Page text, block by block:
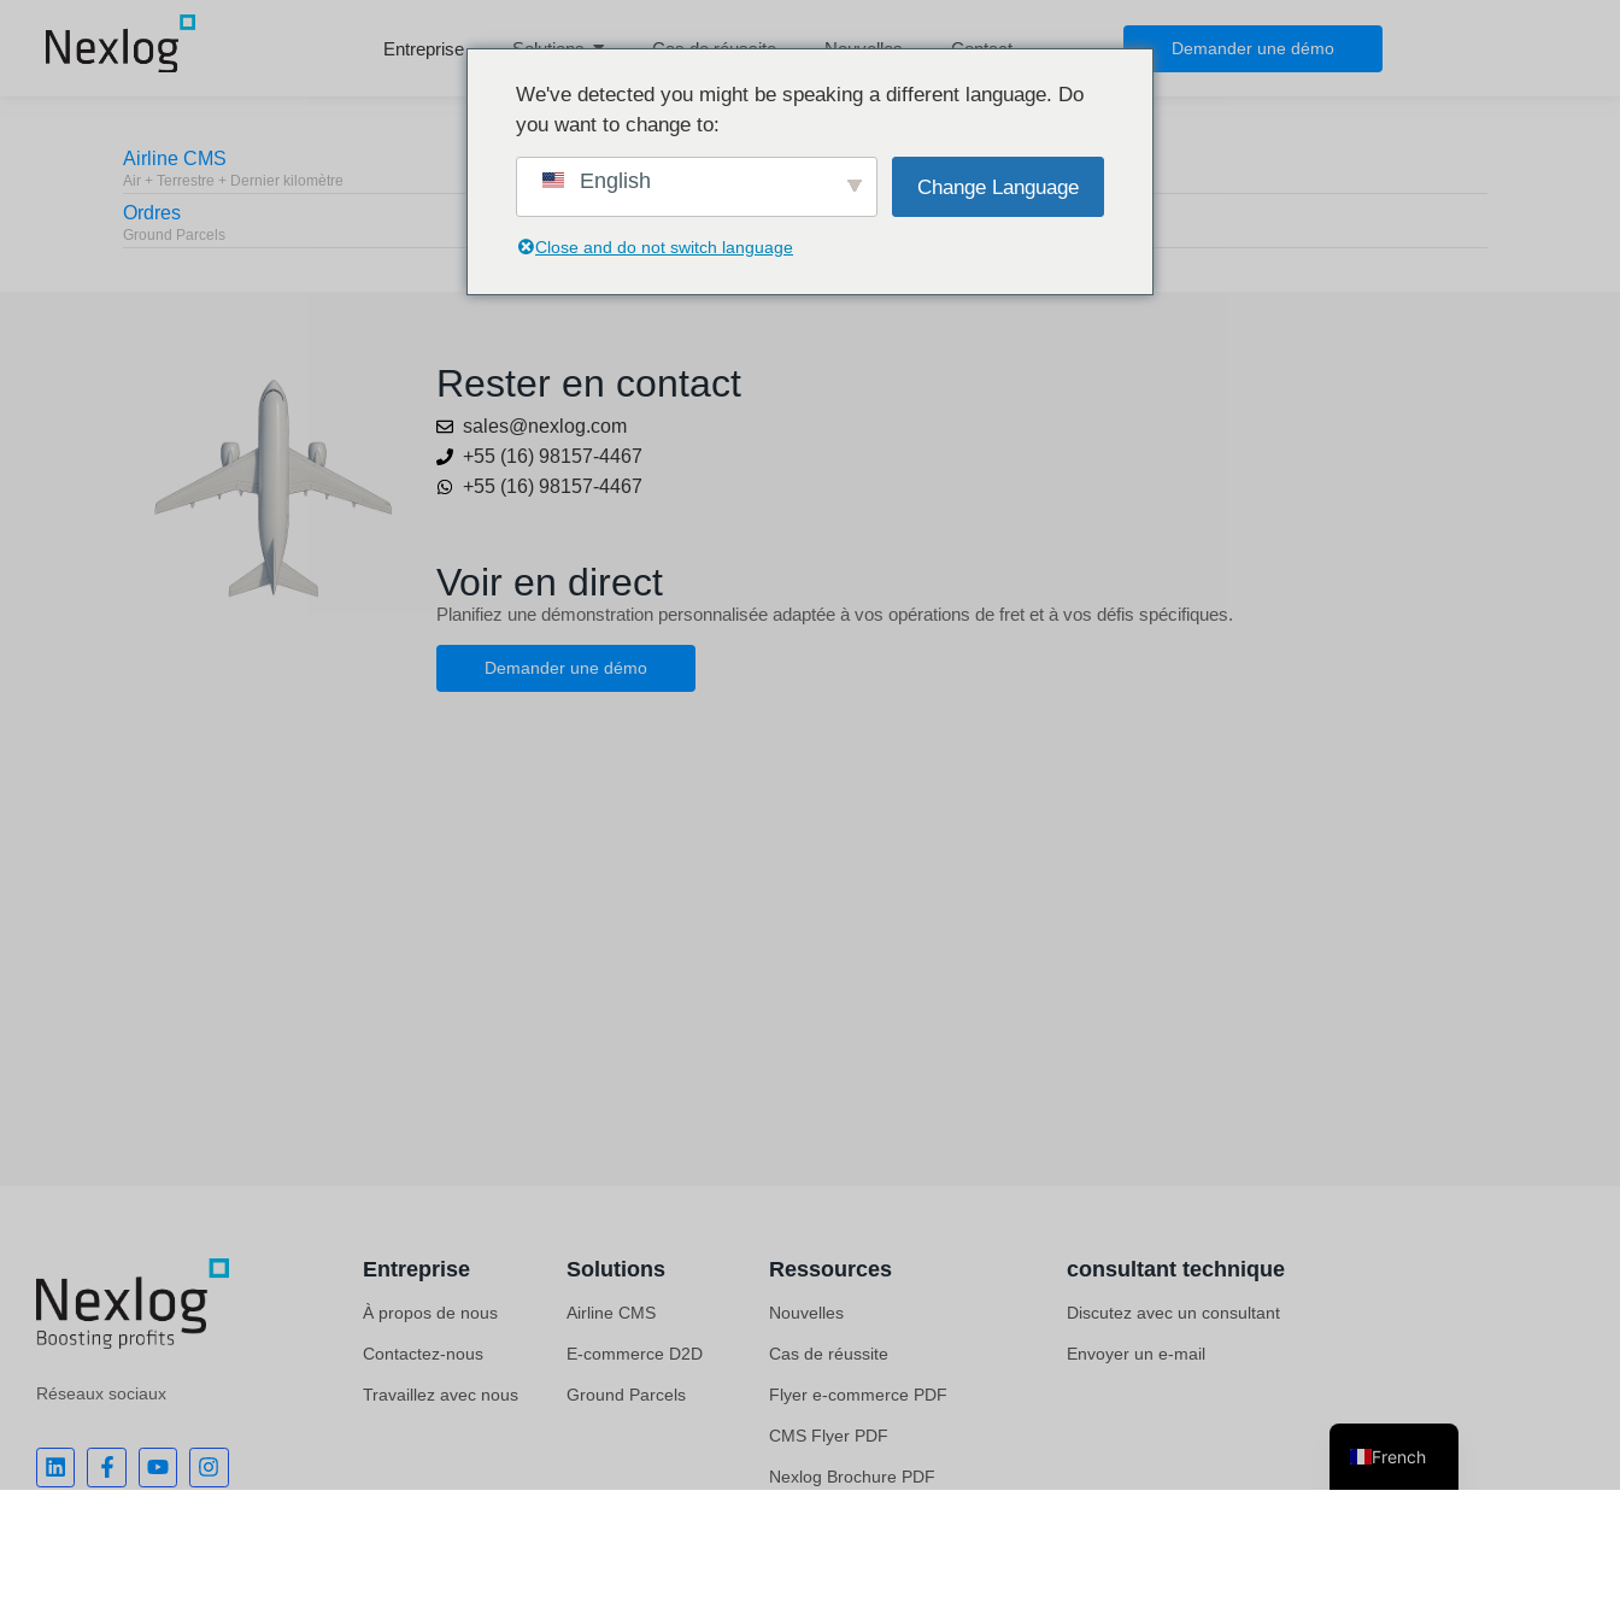
Entreprise Solutions Cas de réussite Nouvelles Contact Demander une démo
Airline CMS
Air + Terrestre + Dernier kilomètre
Ordres
Ground Parcels
Rester en contact
sales@nexlog.com
+55 (16) 98157-4467
+55 (16) 98157-4467
Voir en direct
Planifiez une démonstration personnalisée adaptée à vos opérations de fret et à vos défis spécifiques.
Demander une démo
Réseaux sociaux
Entreprise
À propos de nous
Contactez-nous
Travaillez avec nous
Solutions
Airline CMS
E-commerce D2D
Ground Parcels
Ressources
Nouvelles
Cas de réussite
Flyer e-commerce PDF
CMS Flyer PDF
Nexlog Brochure PDF
consultant technique
Discutez avec un consultant
Envoyer un e-mail
We've detected you might be speaking a different language. Do
you want to change to:
English Change Language
Close and do not switch language
French